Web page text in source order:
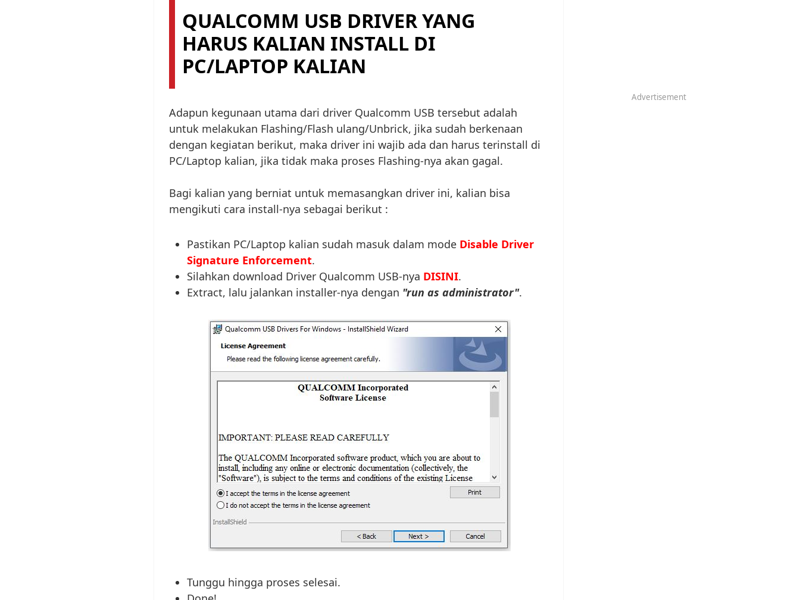
QUALCOMM USB DRIVER YANG
HARUS KALIAN INSTALL DI
PC/LAPTOP KALIAN
Adapun kegunaan utama dari driver Qualcomm USB tersebut adalah
untuk melakukan Flashing/Flash ulang/Unbrick, jika sudah berkenaan
dengan kegiatan berikut, maka driver ini wajib ada dan harus terinstall di
PC/Laptop kalian, jika tidak maka proses Flashing-nya akan gagal.
Bagi kalian yang berniat untuk memasangkan driver ini, kalian bisa
mengikuti cara install-nya sebagai berikut :
Pastikan PC/Laptop kalian sudah masuk dalam mode Disable Driver
Signature Enforcement.
Silahkan download Driver Qualcomm USB-nya DISINI.
Extract, lalu jalankan installer-nya dengan "run as administrator".
Tunggu hingga proses selesai.
Advertisement